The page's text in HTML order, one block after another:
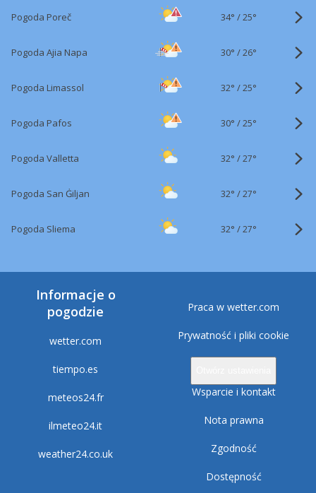
Pogoda Poreč 34° /25°
Pogoda Ajia Napa 30° /26°
Pogoda Limassol 32° /25°
Pogoda Pafos 30° /25°
Pogoda Valletta 32° /27°
Pogoda San Ġiljan 32° /27°
Pogoda Sliema 32° /27°
Informacje o
pogodzie
wetter.com
tiempo.es
meteos24.fr
ilmeteo24.it
weather24.co.uk
Praca w wetter.com
Prywatność i pliki cookie
Wsparcie i kontakt
Nota prawna
Zgodność
Dostępność